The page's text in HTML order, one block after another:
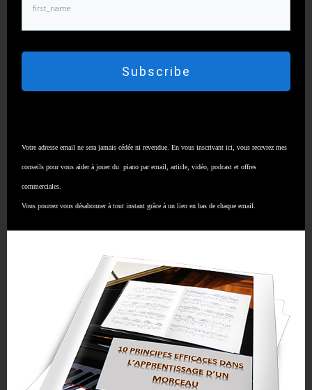
Subscribe
Votre adresse email ne sera jamais cédée ni revendue. En vous inscrivant ici, vous recevrez mes
conseils pour vous aider à jouer du piano par email, article, vidéo, podcast et offres
commerciales.
Vous pourrez vous désabonner à tout instant grâce à un lien en bas de chaque email.